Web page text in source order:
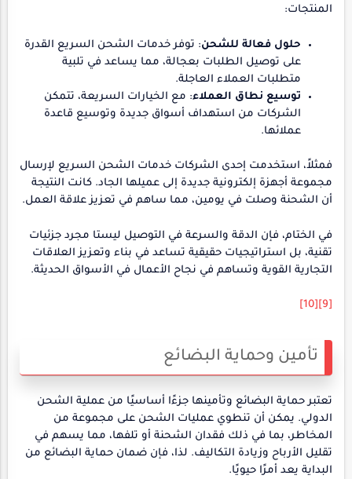
المنتجات:
حلول فعالة للشحن: توفر خدمات الشحن السريع القدرة
على توصيل الطلبات بعجالة، مما يساعد في تلبية
متطلبات العملاء العاجلة.
توسيع نطاق العملاء: مع الخيارات السريعة، تتمكن
الشركات من استهداف أسواق جديدة وتوسيع قاعدة
عملائها.
فمثلاً، استخدمت إحدى الشركات خدمات الشحن السريع لإرسال
مجموعة أجهزة إلكترونية جديدة إلى عميلها الجاد. كانت النتيجة
أن الشحنة وصلت في يومين، مما ساهم في تعزيز علاقة العمل.
في الختام، فإن الدقة والسرعة في التوصيل ليستا مجرد جزئيات
تقنية، بل استراتيجيات حقيقية تساعد في بناء وتعزيز العلاقات
التجارية القوية وتساهم في نجاح الأعمال في الأسواق الحديثة.
[9]
[10]
تأمين وحماية البضائع
تعتبر حماية البضائع وتأمينها جزءًا أساسيًا من عملية الشحن
الدولي. يمكن أن تنطوي عمليات الشحن على مجموعة من
المخاطر، بما في ذلك فقدان الشحنة أو تلفها، مما يسهم في
تقليل الأرباح وزيادة التكاليف. لذا، فإن ضمان حماية البضائع من
البداية يعد أمرًا حيويًا.